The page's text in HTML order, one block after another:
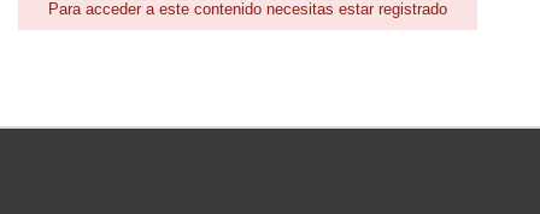
Para acceder a este contenido necesitas estar registrado